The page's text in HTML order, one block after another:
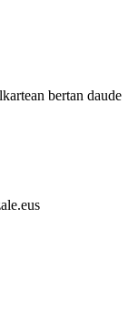
bertan daude